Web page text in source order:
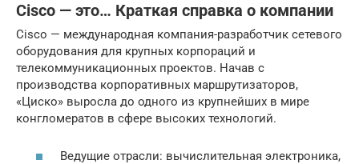
Cisco — это… Краткая справка о компании
Cisco — международная компания-разработчик сетевого
оборудования для крупных корпораций и
телекоммуникационных проектов. Начав с
производства корпоративных маршрутизаторов,
«Циско» выросла до одного из крупнейших в мире
конгломератов в сфере высоких технологий.
Ведущие отрасли: вычислительная электроника,